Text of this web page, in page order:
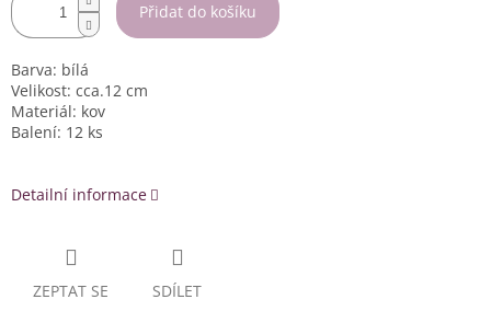
Přidat do košíku
Barva: bílá
Velikost: cca.12 cm
Materiál: kov
Balení: 12 ks
Detailní informace
ZEPTAT SE SDÍLET